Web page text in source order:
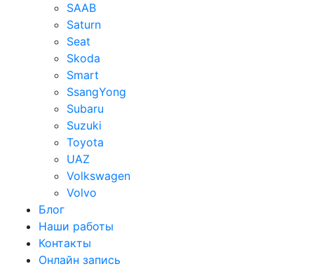
SAAB
Saturn
Seat
Skoda
Smart
SsangYong
Subaru
Suzuki
Toyota
UAZ
Volkswagen
Volvo
Блог
Наши работы
Контакты
Онлайн запись